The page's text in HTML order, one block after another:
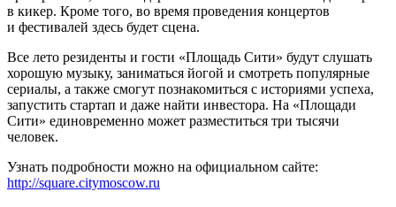
в кикер. Кроме того, во время проведения концертов
и фестивалей здесь будет сцена.
Все лето резиденты и гости «Площадь Сити» будут слушать
хорошую музыку, заниматься йогой и смотреть популярные
сериалы, а также смогут познакомиться с историями успеха,
запустить стартап и даже найти инвестора. На «Площади
Сити» единовременно может разместиться три тысячи
человек.
Узнать подробности можно на официальном сайте:
http://square.citymoscow.ru